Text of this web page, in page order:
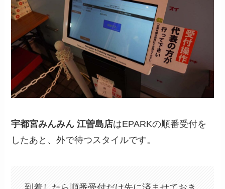
宇都宮みんみん 江曽島店はEPARKの順番受付を
したあと、外で待つスタイルです。